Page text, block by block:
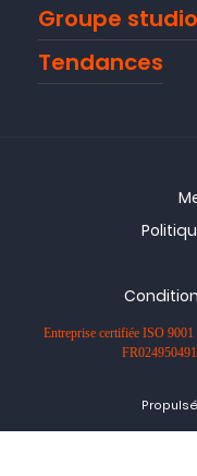
Groupe
Tendances
Entreprise certifiée ISO